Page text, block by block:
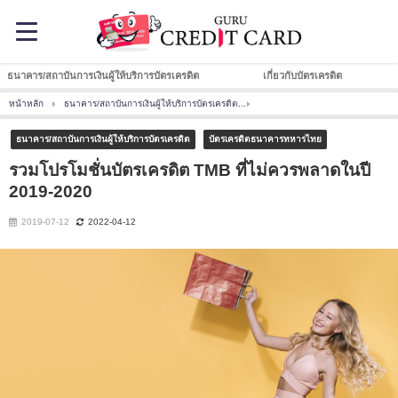
ธนาคาร/สถาบันการเงินผู้ให้บริการบัตรเครดิต เกี่ยวกับบัตรเครดิต
หน้าหลัก ธนาคาร/สถาบันการเงินผู้ให้บริการบัตรเครดิต
ธนาคาร/สถาบันการเงินผู้ให้บริการบัตรเครดิต บัตรเครดิตธนาคารทหารไทย
รวมโปรโมชั่นบัตรเครดิต TMB ที่ไม่ควรพลาดในปี
2019-2020
2019-07-12 2022-04-12